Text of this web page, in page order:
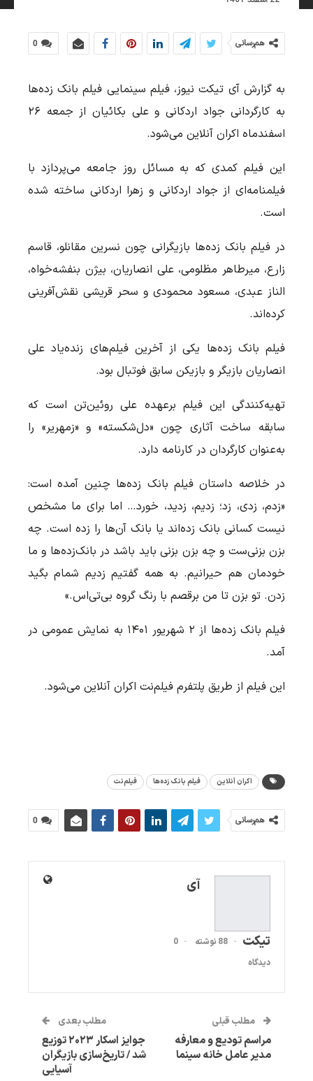
0 هم‌رسانی
به گزارش آی تیکت نیوز، فیلم سینمایی فیلم بانک زده‌ها
به کارگردانی جواد اردکانی و علی بکائیان از جمعه ۲۶
اسفندماه اکران آنلاین می‌شود.
این فیلم کمدی که به مسائل روز جامعه می‌پردازد با
فیلمنامه‌ای از جواد اردکانی و زهرا اردکانی ساخته شده
است.
در فیلم بانک زده‌ها بازیگرانی چون نسرین مقانلو، قاسم
زارع، میرطاهر مظلومی، علی انصاریان، بیژن بنفشه‌خواه،
الناز عبدی، مسعود محمودی و سحر قریشی نقش‌آفرینی
کرده‌اند.
فیلم بانک زده‌ها یکی از آخرین فیلم‌های زنده‌یاد علی
انصاریان بازیگر و بازیکن سابق فوتبال بود.
تهیه‌کنندگی این فیلم برعهده علی روئین‌تن است که
سابقه ساخت آثاری چون «دل‌شکسته» و «زمهریر» را
به‌عنوان کارگردان در کارنامه دارد.
در خلاصه داستان فیلم بانک زده‌ها چنین آمده است:
«زدم، زدی، زد؛ زدیم، زدید، خورد… اما برای ما مشخص
نیست کسانی بانک زده‌اند یا بانک آن‌ها را زده است. چه
بزن بزنی‌ست و چه بزن بزنی باید باشد در بانک‌زده‌ها و ما
خودمان هم حیرانیم. به همه گفتیم زدیم شمام بگید
زدن. تو بزن تا من برقصم با رنگ گروه بی‌تی‌اس.»
فیلم بانک زده‌ها از ۲ شهریور ۱۴۰۱ به نمایش عمومی در
آمد.
این فیلم از طریق پلتفرم فیلم‌نت اکران آنلاین می‌شود.
اکران آنلاین فیلم بانک زده‌ها فیلم‌نت
0 هم‌رسانی
آی
تیکت 88 نوشته
0
دیدگاه
مطلب قبلی
مراسم تودیع و معارفه
مدیر عامل خانه سینما
مطلب بعدی
جوایز اسکار ۲۰۲۳ توزیع
شد / تاریخ‌سازی بازیگران
آسیایی